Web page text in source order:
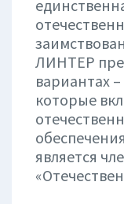
ЛИНТЕР
вариантах
которые
является